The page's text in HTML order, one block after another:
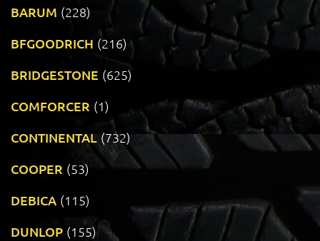
BARUM (228)
BFGOODRICH (216)
BRIDGESTONE (625)
COMFORCER (1)
CONTINENTAL (732)
COOPER (53)
DEBICA (115)
DUNLOP (155)